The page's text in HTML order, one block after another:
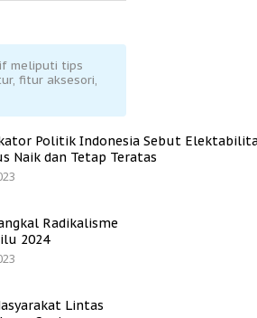
meliputi tips
fitur aksesori,
Politik Indonesia Sebut
Naik dan Tetap Teratas
Radikalisme
2024
Lintas